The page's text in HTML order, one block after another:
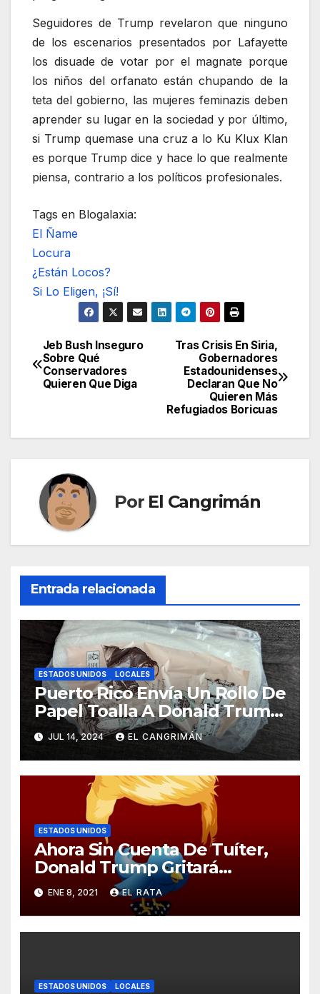
Seguidores de Trump revelaron que ninguno
de los escenarios presentados por Lafayette
los disuade de votar por el magnate porque
los niños del orfanato están chupando de la
teta del gobierno, las mujeres feminazis deben
aprender su lugar en la sociedad y por último,
si Trump quemase una cruz a lo Ku Klux Klan
es porque Trump dice y hace lo que realmente
piensa, contrario a los políticos profesionales.
Tags en Blogalaxia:
El Ñame
Locura
¿Están Locos?
Si Lo Eligen, ¡Sí!
Navegación
de
Tras Crisis En Siria,
Gobernadores
Estadounidenses
Declaran Que No
Quieren Más
Refugiados Boricuas
Jeb Bush Inseguro
Sobre Qué
Conservadores
Quieren Que Diga
Por El Cangrimán
Entrada relacionada
ESTADOS UNIDOS LOCALES
Puerto Rico Envía Un Rollo De
Papel Toalla A Donald Trump
Pa’ Que Use Las Hojas De
Curita
JUL 14, 2024 EL CANGRIMÁN
ESTADOS UNIDOS
Ahora Sin Cuenta De Tuíter,
Donald Trump Gritará
Barrabasadas Desde Una
Tumbacocos
ENE 8, 2021 EL RATA
ESTADOS UNIDOS LOCALES